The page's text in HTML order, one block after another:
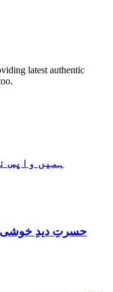
latest authentic
ہمیں واپس